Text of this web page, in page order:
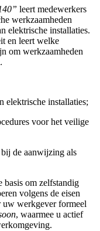
leert medewerkers
werkzaamheden
elektrische installaties.
en leert welke
om werkzaamheden
elektrische installaties;
voor het veilige
de aanwijzing als
basis om zelfstandig
volgens de eisen
werkgever formeel
, waarmee u actief